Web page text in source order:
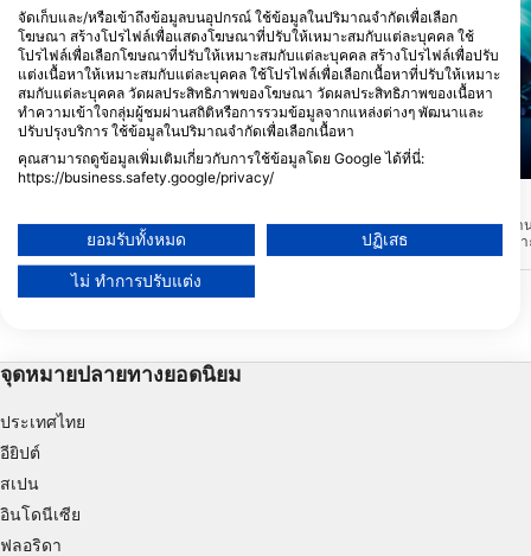
Mares, Janez Kranjc
Kahala Barge เป็น สถานที่ดำน้ำ ขั้นสูงที่
ความลึก 80 - 90 ฟุต โดยอาจมี กระแสน้ำ
แรงพัดชนซากเรือ Kahala Barge เป็นซาก
เรือที่ทรุดโทรมมาก มันไม่ปลอดภัยที่จะเจาะ
เข้าไปในซากเรือเนื่องจากสภาพการณ์
Mares
120-160 ฟุต ที่นี่เป็น สถา
เชี่ยวชาญ โดยทั่วไปเหม
อบรมเชิงลึกและอุปกรณ์เ
ความสูง 110 ฟุตถึง 130
จุดหมายปลายทางยอดนิยม
ประเทศไทย
อียิปต์
สเปน
อินโดนีเซีย
ฟลอริดา
จัดเก็บและ/หรือเข้าถึงข้อมูลบนอุปกรณ์ ใช้ข้อมูลในปริมาณจำกัดเพื่อเลือก
โฆษณา สร้างโปรไฟล์เพื่อแสดงโฆษณาที่ปรับให้เหมาะสมกับแต่ละบุคคล ใช้
โปรไฟล์เพื่อเลือกโฆษณาที่ปรับให้เหมาะสมกับแต่ละบุคคล สร้างโปรไฟล์เพื่อปรับ
แต่งเนื้อหาให้เหมาะสมกับแต่ละบุคคล ใช้โปรไฟล์เพื่อเลือกเนื้อหาที่ปรับให้เหมาะ
สมกับแต่ละบุคคล วัดผลประสิทธิภาพของโฆษณา วัดผลประสิทธิภาพของเนื้อหา
ทำความเข้าใจกลุ่มผู้ชมผ่านสถิติหรือการรวมข้อมูลจากแหล่งต่างๆ พัฒนาและ
ปรับปรุงบริการ ใช้ข้อมูลในปริมาณจำกัดเพื่อเลือกเนื้อหา
คุณสามารถดูข้อมูลเพิ่มเติมเกี่ยวกับการใช้ข้อมูลโดย Google ได้ที่นี่:
https://business.safety.google/privacy/
ความยินยอมของคุณและนโยบาย cookie มีผลกับเว็บไซต์/แอปนี้เท่านั้น
ดูรายชื่อพันธมิตร (1 ผู้จำหน่าย IAB)
เราใช้ข้อมูลของคุณเพื่อวัตถุประสงค์ดังต่อไปนี้:
advertising
ยอมรับทั้งหมด ปฏิเสธ
ไม่ ทำการปรับแต่ง